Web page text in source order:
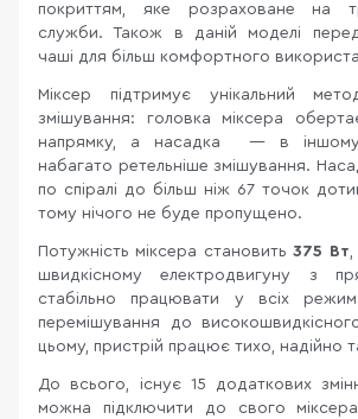
покриттям, яке розраховане на
служби. Також в даній моделі
чаші для більш комфортного
Міксер підтримує унікальний
змішування: головка міксера
напрямку, а насадка — в іншому,
набагато ретельніше змішування.
по спіралі до більш ніж 67 точок
тому нічого не буде пропущено.
Потужність міксера становить375 Вт
швидкісному електродвигуну з
стабільно працювати у всіх
перемішування до
цьому, пристрій працює тихо, надійно
До всього, існує 15 додаткових
можна підключити до свого